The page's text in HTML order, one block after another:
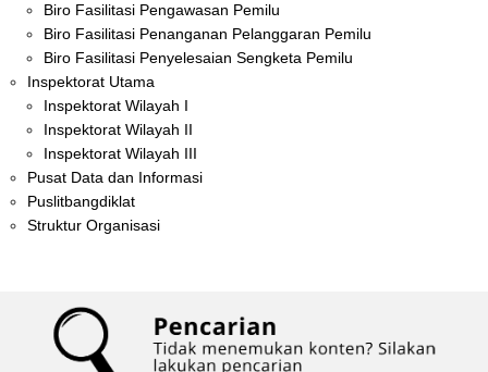
Biro Fasilitasi Pengawasan Pemilu
Biro Fasilitasi Penanganan Pelanggaran Pemilu
Biro Fasilitasi Penyelesaian Sengketa Pemilu
Inspektorat Utama
Inspektorat Wilayah I
Inspektorat Wilayah II
Inspektorat Wilayah III
Pusat Data dan Informasi
Puslitbangdiklat
Struktur Organisasi